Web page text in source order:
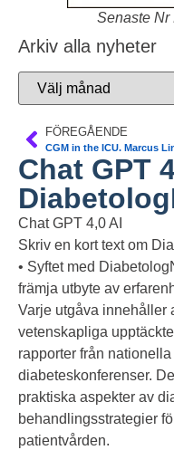
Senaste Nr
Arkiv alla nyheter
FÖREGÅENDE
Chat GPT
Chat GPT 4,0 AI
Skriv en kort text om
• Syftet med
främja utbyte av
Varje utgåva innehåller
vetenskapliga
rapporter från
diabeteskonferenser.
praktiska aspekter av
behandlingsstrategier
patientvården.